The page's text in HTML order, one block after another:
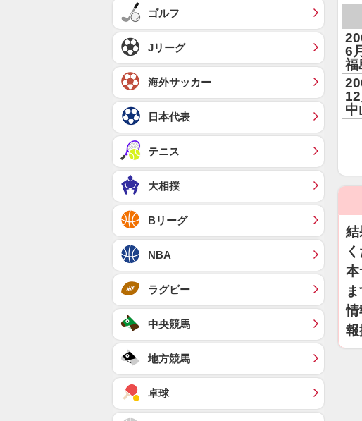
6
福
中
結
本
情
報
ゴルフ
Jリーグ
海外サッカー
日本代表
テニス
大相撲
Bリーグ
NBA
ラグビー
中央競馬
地方競馬
卓球